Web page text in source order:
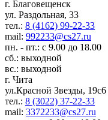
г. Благовещенск
ул. Раздольная, 33
тел.: 8 (4162) 99-22-33
mail: 992233@cs27.ru
пн. - пт.: с 9.00 до 18.00
сб.: выходной
вс.: выходной
г. Чита
ул.Красной Звезды, 19с6
тел.: 8 (3022) 37-22-33
mail: 3372233@cs27.ru